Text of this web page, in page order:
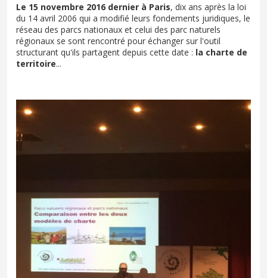
Le 15 novembre 2016 dernier à Paris, dix ans après la loi
du 14 avril 2006 qui a modifié leurs fondements juridiques, le
réseau des parcs nationaux et celui des parc naturels
régionaux se sont rencontré pour échanger sur l'outil
structurant qu'ils partagent depuis cette date : la charte de
territoire...